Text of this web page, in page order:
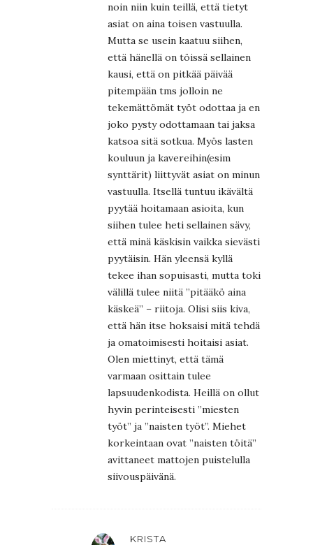
noin niin kuin teillä, että tietyt
asiat on aina toisen vastuulla.
Mutta se usein kaatuu siihen,
että hänellä on töissä sellainen
kausi, että on pitkää päivää
pitempään tms jolloin ne
tekemättömät työt odottaa ja en
joko pysty odottamaan tai jaksa
katsoa sitä sotkua. Myös lasten
kouluun ja kavereihin(esim
synttärit) liittyvät asiat on minun
vastuulla. Itsellä tuntuu ikävältä
pyytää hoitamaan asioita, kun
siihen tulee heti sellainen sävy,
että minä käskisin vaikka sievästi
pyytäisin. Hän yleensä kyllä
tekee ihan sopuisasti, mutta toki
välillä tulee niitä ”pitääkö aina
käskeä” – riitoja. Olisi siis kiva,
että hän itse hoksaisi mitä tehdä
ja omatoimisesti hoitaisi asiat.
Olen miettinyt, että tämä
varmaan osittain tulee
lapsuudenkodista. Heillä on ollut
hyvin perinteisesti ”miesten
työt” ja ”naisten työt”. Miehet
korkeintaan ovat ”naisten töitä”
avittaneet mattojen puistelulla
siivouspäivänä.
KRISTA